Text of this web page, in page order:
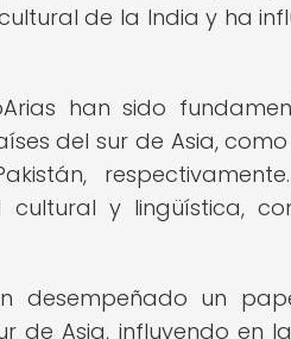
de la India y ha
han sido
del sur de Asia,
y lingüística,
desempeñado un
de Asia, influyendo en